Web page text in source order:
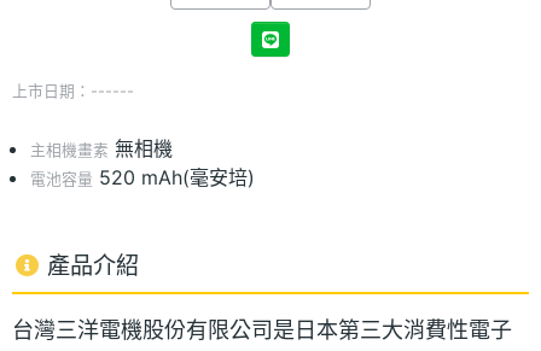
上市日期：------
主相機畫素 無相機
電池容量 520 mAh(毫安培)
產品介紹
台灣三洋電機股份有限公司是日本第三大消費性電子